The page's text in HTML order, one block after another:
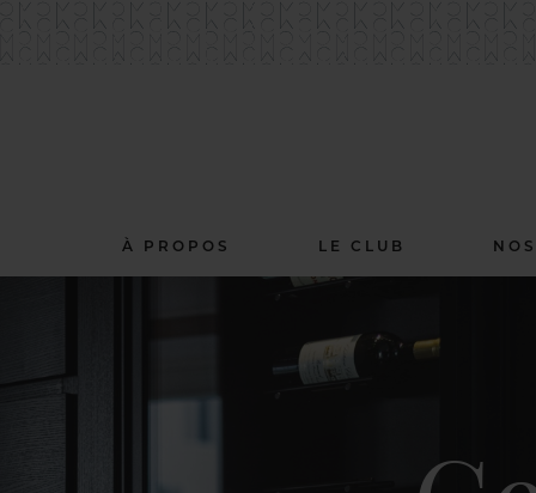
À PROPOS LE CLUB